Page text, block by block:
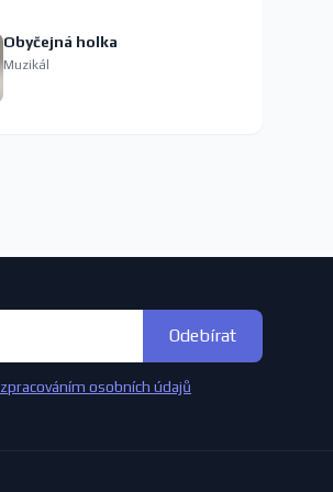
Obyčejná holka
Muzikál
Odebírat
zpracováním osobních údajů